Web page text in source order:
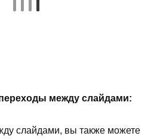
между слайдами:
слайдами, вы также можете